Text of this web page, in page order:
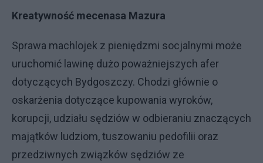
Kreatywność mecenasa Mazura
Sprawa machlojek z pieniędzmi socjalnymi może
uruchomić lawinę dużo poważniejszych afer
dotyczących Bydgoszczy. Chodzi głównie o
oskarżenia dotyczące kupowania wyroków,
korupcji, udziału sędziów w odbieraniu znaczących
majątków ludziom, tuszowaniu pedofilii oraz
przedziwnych związków sędziów ze